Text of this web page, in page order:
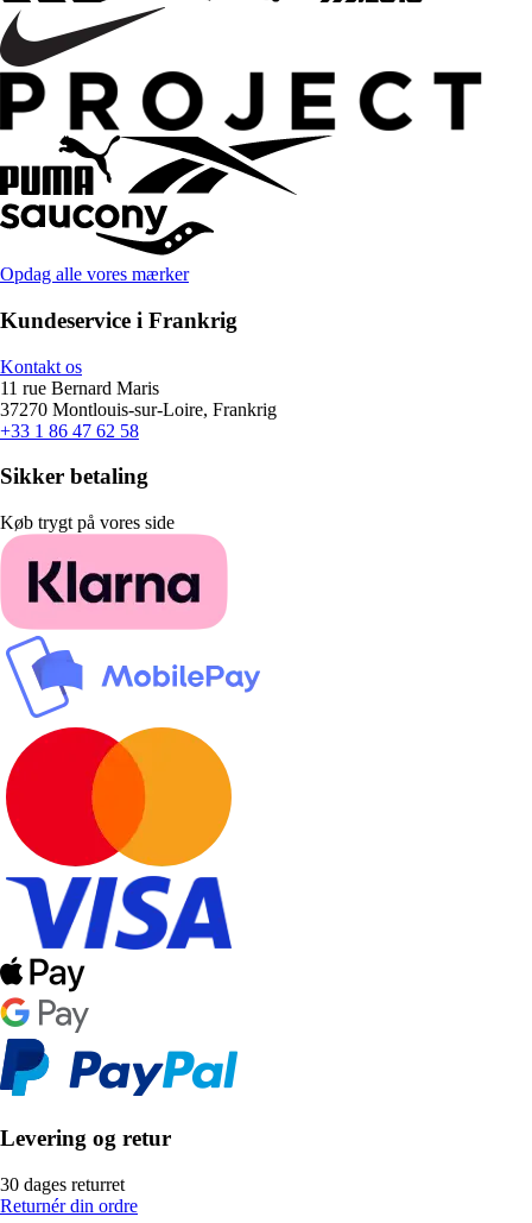
Opdag alle vores mærker
Kundeservice i Frankrig
Kontakt os
11 rue Bernard Maris
37270 Montlouis-sur-Loire, Frankrig
+33 1 86 47 62 58
Sikker betaling
Køb trygt på vores side
Levering og retur
30 dages returret
Returnér din ordre